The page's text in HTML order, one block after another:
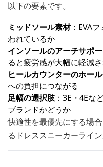
以下の要素です。
ミッドソール素材：EVA
われているか
インソールのアーチサポー
ると疲労感が大幅に軽減
ヒールカウンターのホー
への負担につながる
足幅の選択肢 ：3E・4Eな
ブランドかどうか
快適性を最優先にする場
るドレススニーカーライ